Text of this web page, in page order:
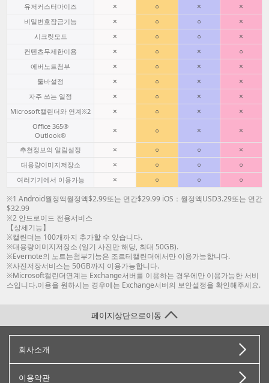
유저커스터마이즈 × ○ × ×
비밀번호잠금기능 × ○ ○ ×
시크릿모드 × ○ ○ ×
컨텐츠무제한이용 × ○ × ○
에버노트첨부 × ○ × ×
툴바설정 × ○ × ×
자주 쓰는 일정 × ○ × ×
Microsoft캘린더와 연계※2 × ○ × ×
Office 365®
Outlook®
× ○ × ×
추천정보의 알림설정 × ○ ○ ×
대용량이미지저장소 × ○ ○ ○
여러기기에서 이용가능 × ○ ○
○
※1 Android월정액월정액$2.99또는 연간$29.99 iOS：월정액USD3.29또는 연간
$32.99
※2 안드로이드 전용서비스
【상세기능】
※캘린더는 100개까지 추가할 수 있습니다.
※대용량이미지저장소 (일기 사진만 해당, 최대 50GB).
※Evernote의 노트는첨부기능은 조르테캘린더에서만 이용가능합니다.
※사진저장서비스는 50GB까지 이용가능합니다.
※Microsoft캘린더연계는 Exchange서버를 이용하는 경우에만 이용가능한 서비
스입니다.이용을 원하시는 경우에는 Exchange서버의 보안설정을 확인해주세요.
회사소개
이용약관
페이지상단으로이동